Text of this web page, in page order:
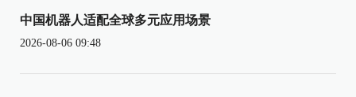
中国机器人适配全球多元应用场景
2026-08-06 09:48